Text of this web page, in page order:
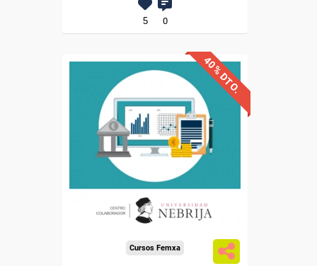
5 0
Descuentos especiales
Sin requisitos de acceso
Doble titulación
Compra segura
40% DTO.
Cursos Femxa